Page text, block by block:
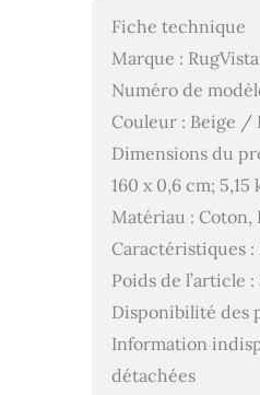
Fiche technique
Marque : RugVista
Numéro de
Couleur : Beige /
Dimensions du
160 x 0,6 cm;
Matériau : Coton,
Caractéristiques
Poids de l’article
Disponibilité des
Information
détachées